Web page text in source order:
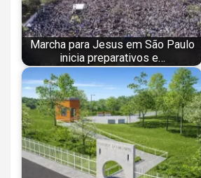
Marcha para Jesus em São Paulo
inicia preparativos e…